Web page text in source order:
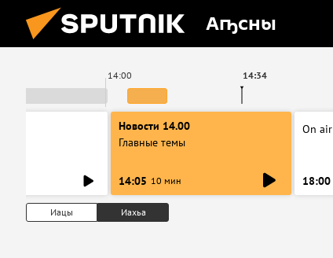
Аҧсны
14:00 14:34
Новости 14.00
Главные темы
14:05 10 мин
On air
18:00
Иацы Иахьа